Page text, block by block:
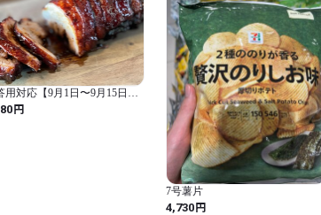
用対応【9月1日〜9月15日発
スライス500g
円
7号薯片
4,730円